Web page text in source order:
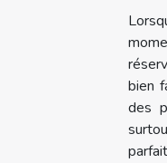
bien
des